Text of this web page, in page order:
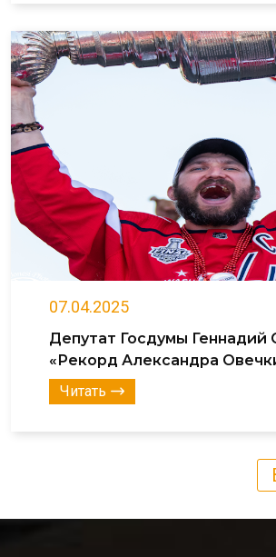
07.04.2025
Депутат Госдумы Геннадий
«Рекорд Александра
Читать